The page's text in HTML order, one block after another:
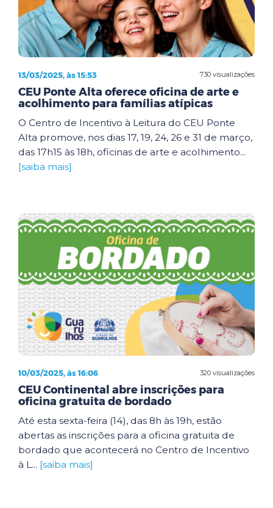
730 visualizações
13/03/2025, às 15:53
CEU Ponte Alta oferece oficina de arte e
acolhimento para famílias atípicas
O Centro de Incentivo à Leitura do CEU Ponte
Alta promove, nos dias 17, 19, 24, 26 e 31 de março,
das 17h15 às 18h, oficinas de arte e acolhimento...
[saiba mais]
320 visualizações
10/03/2025, às 16:06
CEU Continental abre inscrições para
oficina gratuita de bordado
Até esta sexta-feira (14), das 8h às 19h, estão
abertas as inscrições para a oficina gratuita de
bordado que acontecerá no Centro de Incentivo
à L... [saiba mais]